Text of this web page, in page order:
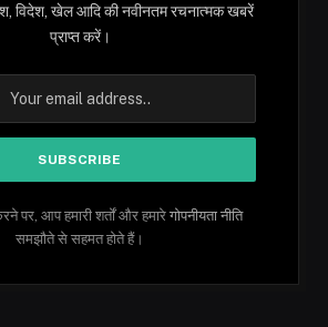
देश, विदेश, खेल आदि की नवीनतम रचनात्मक खबरें
प्राप्त करें।
पर, आप हमारी शर्तों और हमारे गोपनीयता नीति
समझौते से सहमत होते हैं।